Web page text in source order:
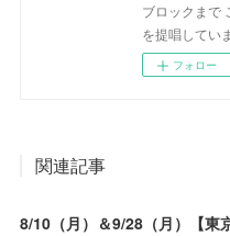
ブロックまで
を提唱してい
フォロー
関連記事